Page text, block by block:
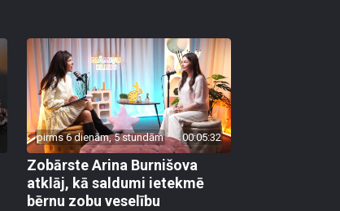
pirms 6 dienām, 5 stundām 00:05:32
Zobārste Arina Burnišova
atklāj, kā saldumi ietekmē
bērnu zobu veselību